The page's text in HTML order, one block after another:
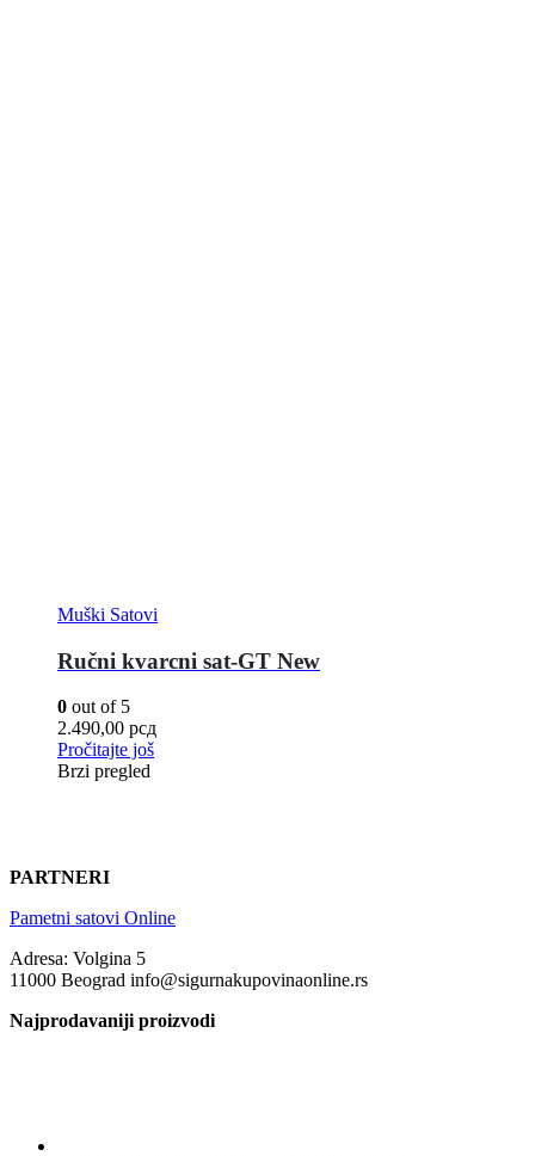
Muški Satovi
Ručni kvarcni sat-GT New
0 out of 5
2.490,00 рсд
Pročitajte još
Brzi pregled
PARTNERI
Pametni satovi Online
Adresa: Volgina 5
11000 Beograd info@sigurnakupovinaonline.rs
Najprodavaniji proizvodi